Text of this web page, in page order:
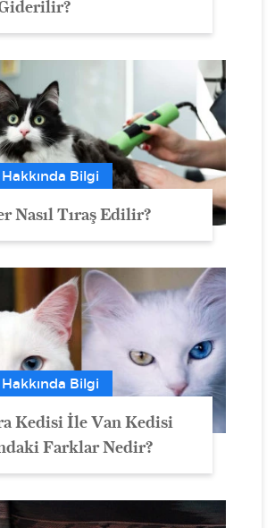
Bilgi
Nasıl Tıraş Edilir?
Bilgi
Kedisi İle Van Kedisi
Farklar Nedir?